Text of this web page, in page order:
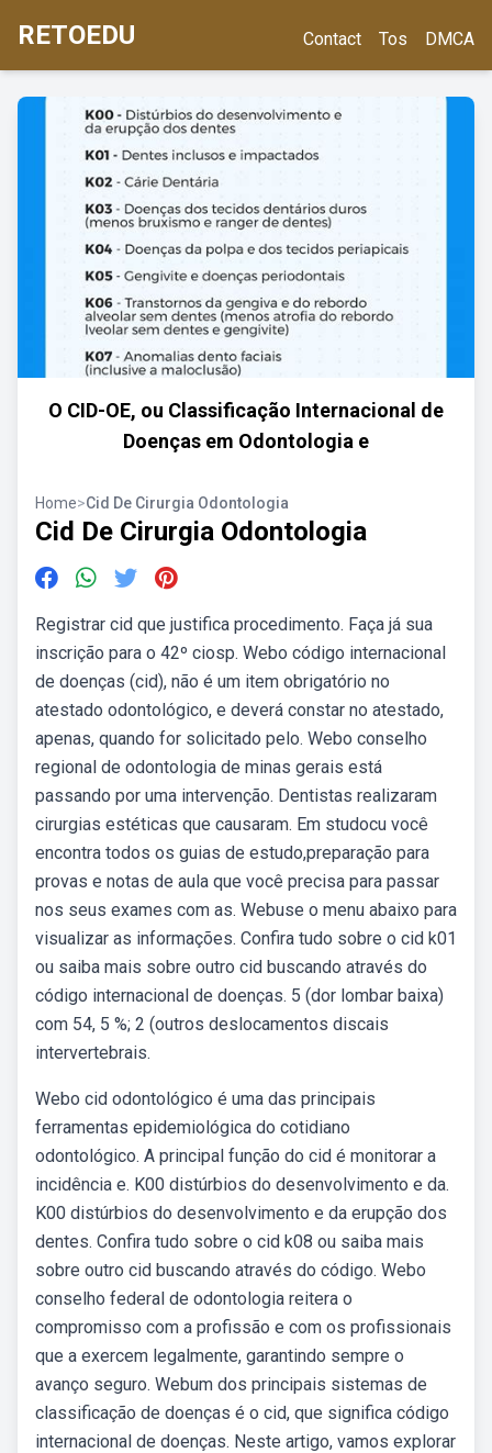
RETOEDU Contact Tos DMCA
O CID-OE, ou Classificação Internacional de
Doenças em Odontologia e
Home>Cid De Cirurgia Odontologia
Cid De Cirurgia Odontologia
Registrar cid que justifica procedimento. Faça já sua
inscrição para o 42º ciosp. Webo código internacional
de doenças (cid), não é um item obrigatório no
atestado odontológico, e deverá constar no atestado,
apenas, quando for solicitado pelo. Webo conselho
regional de odontologia de minas gerais está
passando por uma intervenção. Dentistas realizaram
cirurgias estéticas que causaram. Em studocu você
encontra todos os guias de estudo,preparação para
provas e notas de aula que você precisa para passar
nos seus exames com as. Webuse o menu abaixo para
visualizar as informações. Confira tudo sobre o cid k01
ou saiba mais sobre outro cid buscando através do
código internacional de doenças. 5 (dor lombar baixa)
com 54, 5 %; 2 (outros deslocamentos discais
intervertebrais.
Webo cid odontológico é uma das principais
ferramentas epidemiológica do cotidiano
odontológico. A principal função do cid é monitorar a
incidência e. K00 distúrbios do desenvolvimento e da.
K00 distúrbios do desenvolvimento e da erupção dos
dentes. Confira tudo sobre o cid k08 ou saiba mais
sobre outro cid buscando através do código. Webo
conselho federal de odontologia reitera o
compromisso com a profissão e com os profissionais
que a exercem legalmente, garantindo sempre o
avanço seguro. Webum dos principais sistemas de
classificação de doenças é o cid, que significa código
internacional de doenças. Neste artigo, vamos explorar